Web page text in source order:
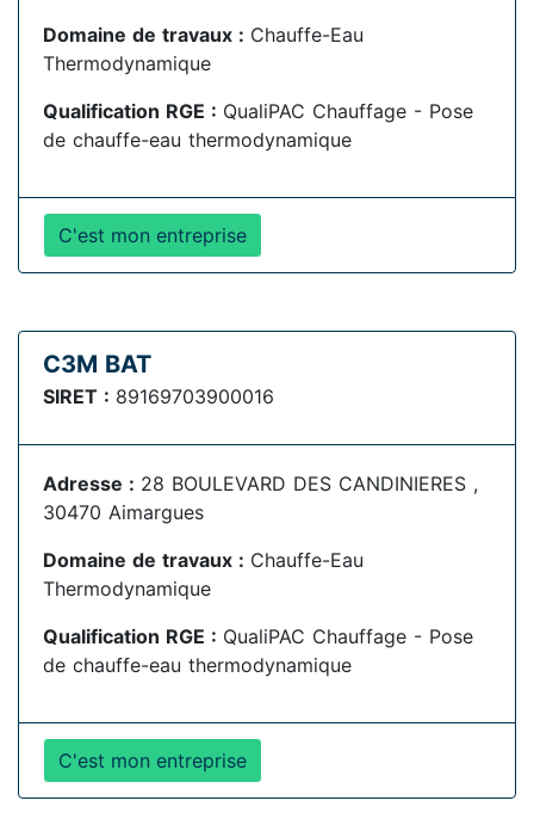
Domaine de travaux : Chauffe-Eau
Thermodynamique
Qualification RGE : QualiPAC Chauffage - Pose
de chauffe-eau thermodynamique
C'est mon entreprise
C3M BAT
SIRET : 89169703900016
Adresse : 28 BOULEVARD DES CANDINIERES ,
30470 Aimargues
Domaine de travaux : Chauffe-Eau
Thermodynamique
Qualification RGE : QualiPAC Chauffage - Pose
de chauffe-eau thermodynamique
C'est mon entreprise